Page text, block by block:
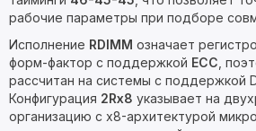
рабочие параметры при подборе
Исполнение RDIMM означает
форм-фактор с поддержкой ECC ,
рассчитан на системы с поддержкой
Конфигурация 2Rx8 указывает на
организацию с x8-архитектурой